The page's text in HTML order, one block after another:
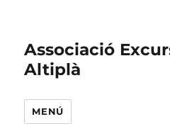
Associació
Altiplà
MENÚ